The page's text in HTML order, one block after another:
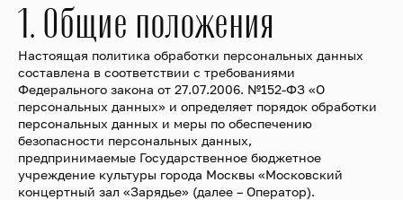
1. Общие положения
Настоящая политика обработки персональных данных
составлена в соответствии с требованиями
Федерального закона от 27.07.2006. №152-ФЗ «О
персональных данных» и определяет порядок обработки
персональных данных и меры по обеспечению
безопасности персональных данных,
предпринимаемые Государственное бюджетное
учреждение культуры города Москвы «Московский
концертный зал «Зарядье» (далее – Оператор).